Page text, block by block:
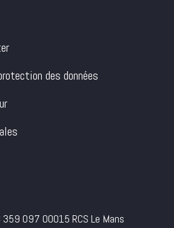
des données
359 097 00015 RCS Le Mans